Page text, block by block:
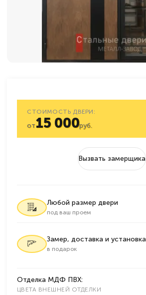
СТОИМОСТЬ ДВЕРИ:
от15 000руб.
Вызвать замерщика
Любой размер двери
под ваш проем
Замер, доставка и установка
в подарок
Отделка МДФ ПВХ:
ЦВЕТА ВНЕШНЕЙ ОТДЕЛКИ